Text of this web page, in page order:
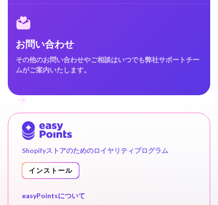
お問い合わせ
その他のお問い合わせやご相談はいつでも弊社サポートチー
ムがご案内いたします。
Shopifyストアのためのロイヤリティプログラム
インストール
easyPointsについて